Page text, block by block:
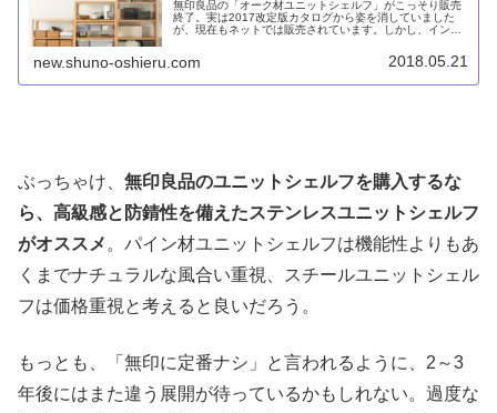
無印良品の「オーク材ユニットシェルフ」がこっそり販売
終了。実は2017改定版カタログから姿を消していました
が、現在もネットでは販売されています。しかし、インテ
new.shuno-oshieru.com 2018.05.21
ぶっちゃけ、 無印良品のユニットシェルフを購入するな
ら、高級感と防錆性を備えたステンレスユニットシェルフ
がオススメ 。パイン材ユニットシェルフは機能性よりもあ
くまでナチュラルな風合い重視、スチールユニットシェル
フは価格重視と考えると良いだろう。
もっとも、「無印に定番ナシ」と言われるように、2～3
年後にはまた違う展開が待っているかもしれない。過度な